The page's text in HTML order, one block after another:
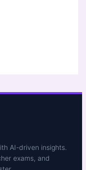
AI-driven insights.
exams, and